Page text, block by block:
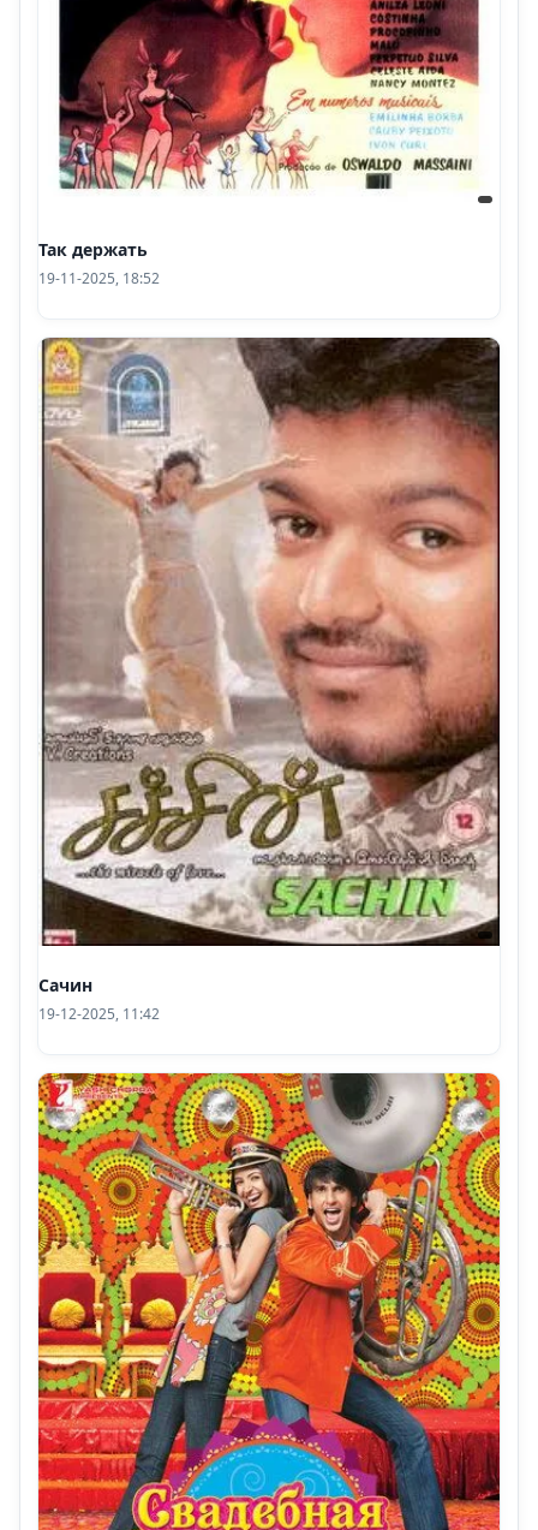
Так держать
19-11-2025, 18:52
Сачин
19-12-2025, 11:42